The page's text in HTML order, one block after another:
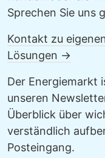
Sprechen Sie uns
Kontakt zu
Lösungen →
Der Energiemarkt
unseren
Überblick über
verständlich
Posteingang.